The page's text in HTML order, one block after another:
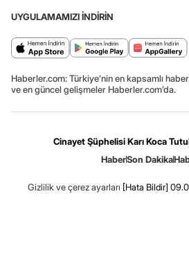
UYGULAMAMIZI İNDİRİN
Haberler.com: Türkiye’nin en kapsamlı
ve en güncel gelişmeler Haberler.com’da.
Cinayet Şüphelisi Karı Koca
HaberSon Dakika
Gizlilik ve çerez ayarları [Hata Bildir]